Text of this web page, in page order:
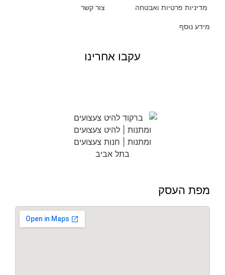
מדיניות פרטיות ואבטחה
מידע נוסף
צור קשר
עקבו אחרינו
מפת העסק